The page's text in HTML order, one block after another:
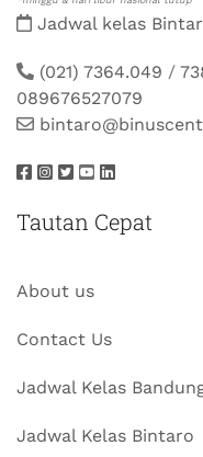
Jadwal kelas
(021) 7364.049 /
089676527079
Tautan Cepat
About us
Contact Us
Jadwal Kelas
Jadwal Kelas Bintaro